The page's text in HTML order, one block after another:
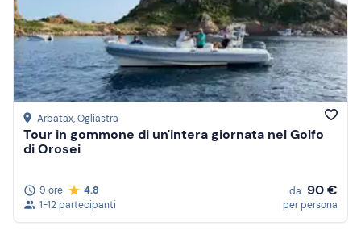
Prezzo (crescente)
Prezzo (decrescente)
Recensioni
Arbatax, Ogliastra
Tour in gommone di un'intera giornata nel Golfo
di Orosei
9 ore
4.8
1-12 partecipanti
da 90 €
per persona